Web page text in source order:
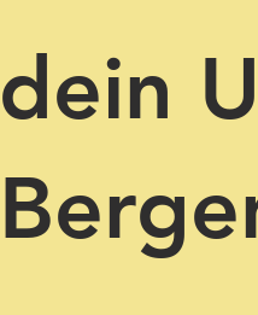
dein